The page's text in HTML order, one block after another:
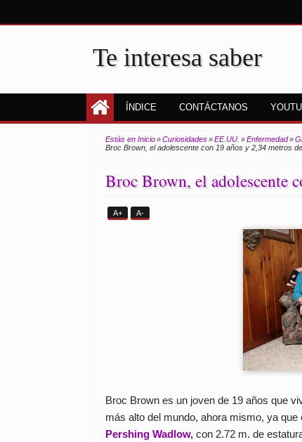
Te interesa saber
ÍNDICE CONTÁCTANOS
Estás en Inicio»Curiosidades»EE.UU. »Enfermedad»
Broc Brown, el adolescente con 19 años y 2,34 metros
Broc Brown, el adolescente
A+ A-
Broc Brown es un joven de 19 años que
más alto del mundo, ahora mismo, ya
Pershing Wadlow, con 2.72 m. de